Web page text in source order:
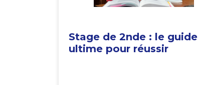
Stage de 2nde : le guide
ultime pour réussir